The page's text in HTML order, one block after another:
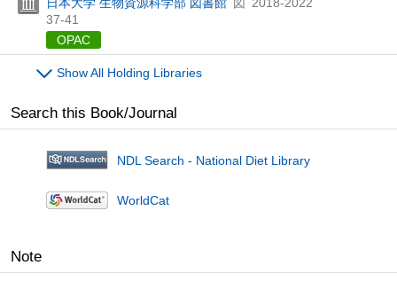
日本大学 生物資源科学部 図書館 図 2018-2022
37-41
OPAC
Show All Holding Libraries
Search this Book/Journal
NDL Search - National Diet Library
WorldCat
Note